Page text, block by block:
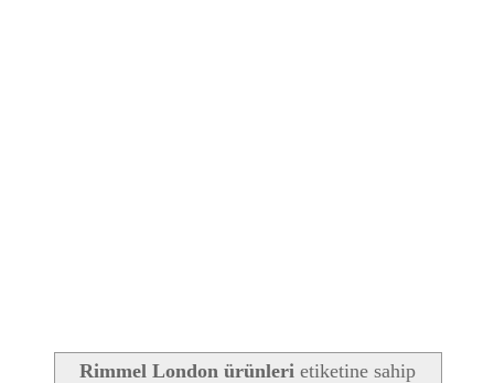
Rimmel London ürünleri etiketine sahip